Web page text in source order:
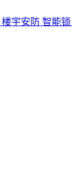
楼宇安防 智能锁